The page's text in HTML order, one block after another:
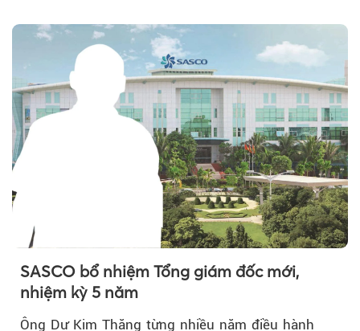
SASCO bổ nhiệm Tổng giám đốc mới,
nhiệm kỳ 5 năm
Ông Dư Kim Thăng từng nhiều năm điều hành